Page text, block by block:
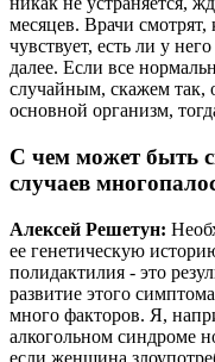
месяцев. Врачи смотрят,
чувствует, есть ли у
далее. Если все
случайным, скажем так,
основной организм,
С чем может быть
случаев
Алексей Решетун:
ее генетическую
полидактилия - это
развитие этого
много факторов. Я,
алкогольном синдроме
если женщина